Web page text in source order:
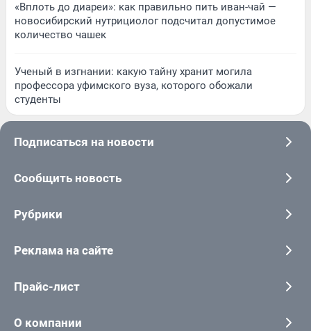
«Вплоть до диареи»: как правильно пить иван-чай —
новосибирский нутрициолог подсчитал допустимое
количество чашек
Ученый в изгнании: какую тайну хранит могила
профессора уфимского вуза, которого обожали
студенты
Подписаться на новости
Сообщить новость
Рубрики
Реклама на сайте
Прайс-лист
О компании